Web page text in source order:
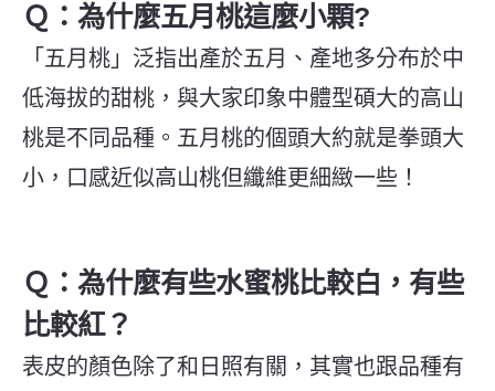
Ｑ：為什麼五月桃這麼小顆?
「五月桃」泛指出產於五月、產地多分布於中
低海拔的甜桃，與大家印象中體型碩大的高山
桃是不同品種。五月桃的個頭大約就是拳頭大
小，口感近似高山桃但纖維更細緻一些！
Ｑ：為什麼有些水蜜桃比較白，有些
比較紅？
表皮的顏色除了和日照有關，其實也跟品種有